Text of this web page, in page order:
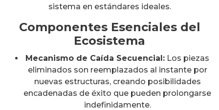
sistema en estándares ideales.
Componentes Esenciales del
Ecosistema
Mecanismo de Caída Secuencial: Los piezas
eliminados son reemplazados al instante por
nuevas estructuras, creando posibilidades
encadenadas de éxito que pueden prolongarse
indefinidamente.